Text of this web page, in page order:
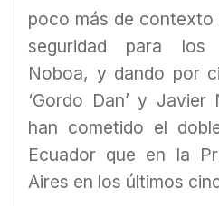
poco más de contexto
seguridad para los
Noboa, y dando por
‘Gordo Dan’ y
han cometido el
Ecuador que en la
Aires en los últimos